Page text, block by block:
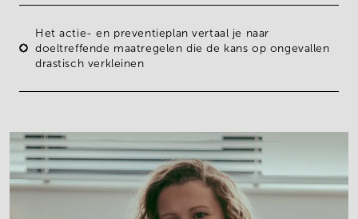
Hetactie- en preventieplan vertaal je naar
doeltreffende maatregelen die de kans op ongevallen
drastisch verkleinen